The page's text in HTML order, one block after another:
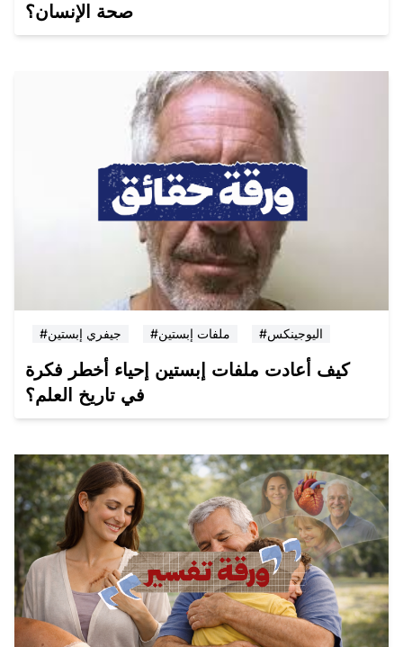
صحة الإنسان؟
#جيفري إبستين #ملفات إبستين #اليوجينكس
كيف أعادت ملفات إبستين إحياء أخطر فكرة
في تاريخ العلم؟